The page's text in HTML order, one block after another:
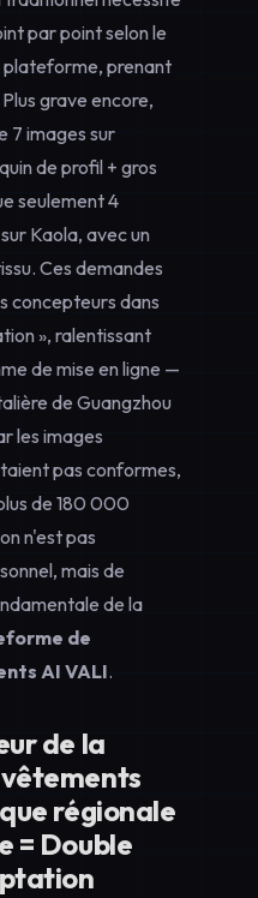
par point selon le
plateforme, prenant
grave encore,
7 images sur
de profil + gros
seulement 4
Kaola, avec un
Ces demandes
concepteurs dans
», ralentissant
de mise en ligne —
de Guangzhou
les images
pas conformes,
de 180 000
n'est pas
mais de
de la
de
AI VALI.
de la
régionale
= Double